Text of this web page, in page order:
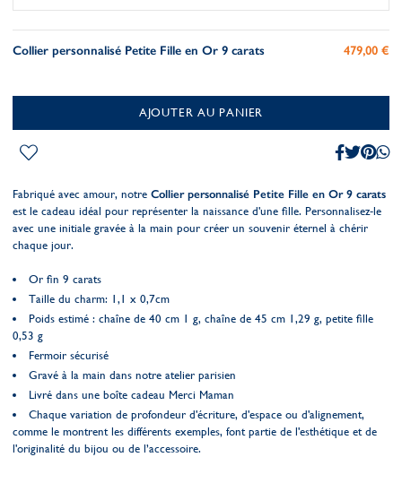
Collier personnalisé Petite Fille en Or 9 carats 479,00 €
AJOUTER AU PANIER
Fabriqué avec amour, notre Collier personnalisé Petite Fille en Or 9 carats
est le cadeau idéal pour représenter la naissance d'une fille. Personnalisez-le
avec une initiale gravée à la main pour créer un souvenir éternel à chérir
chaque jour.
Or fin 9 carats
Taille du charm: 1,1 x 0,7cm
Poids estimé : chaîne de 40 cm 1 g, chaîne de 45 cm 1,29 g, petite fille
0,53 g
Fermoir sécurisé
Gravé à la main dans notre atelier parisien
Livré dans une boîte cadeau Merci Maman
Chaque variation de profondeur d'écriture, d'espace ou d'alignement,
comme le montrent les différents exemples, font partie de l'esthétique et de
l'originalité du bijou ou de l’accessoire.